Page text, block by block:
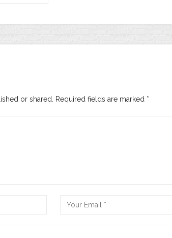
or shared. Required fields are marked *